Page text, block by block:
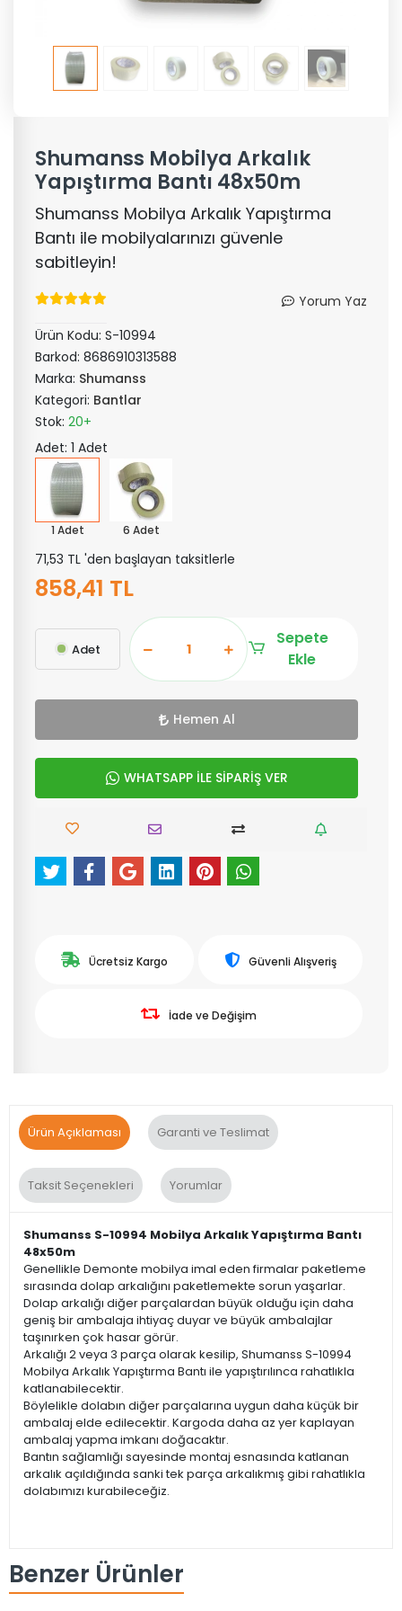
Shumanss Mobilya Arkalık
Yapıştırma Bantı 48x50m
Shumanss Mobilya Arkalık Yapıştırma
Bantı ile mobilyalarınızı güvenle
sabitleyin!
Yorum Yaz
Ürün Kodu: S-10994
Barkod: 8686910313588
Marka: Shumanss
Kategori: Bantlar
Stok: 20+
Adet: 1 Adet
1 Adet 6 Adet
71,53 TL 'den başlayan taksitlerle
858,41 TL
Adet
Sepete
Ekle
Hemen Al
WHATSAPP İLE SİPARİŞ VER
Ücretsiz Kargo Güvenli Alışveriş
İade ve Değişim
Ürün Açıklaması Garanti ve Teslimat
Taksit Seçenekleri Yorumlar
Shumanss S-10994 Mobilya Arkalık Yapıştırma Bantı
48x50m
Genellikle Demonte mobilya imal eden firmalar paketleme
sırasında dolap arkalığını paketlemekte sorun yaşarlar.
Dolap arkalığı diğer parçalardan büyük olduğu için daha
geniş bir ambalaja ihtiyaç duyar ve büyük ambalajlar
taşınırken çok hasar görür.
Arkalığı 2 veya 3 parça olarak kesilip, Shumanss S-10994
Mobilya Arkalık Yapıştırma Bantı ile yapıştırılınca rahatlıkla
katlanabilecektir.
Böylelikle dolabın diğer parçalarına uygun daha küçük bir
ambalaj elde edilecektir. Kargoda daha az yer kaplayan
ambalaj yapma imkanı doğacaktır.
Bantın sağlamlığı sayesinde montaj esnasında katlanan
arkalık açıldığında sanki tek parça arkalıkmış gibi rahatlıkla
dolabımızı kurabileceğiz.
Benzer Ürünler